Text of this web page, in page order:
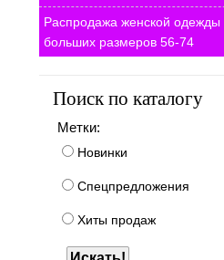
Распродажа женской одежды
больших размеров 56-74
Поиск по каталогу
Метки:
Новинки
Спецпредложения
Хиты продаж